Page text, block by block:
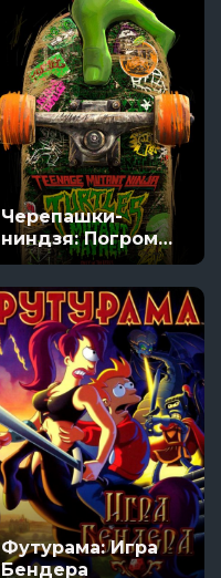
Черепашки-
ниндзя: Погром
мутантов
Футурама: Игра
Бендера